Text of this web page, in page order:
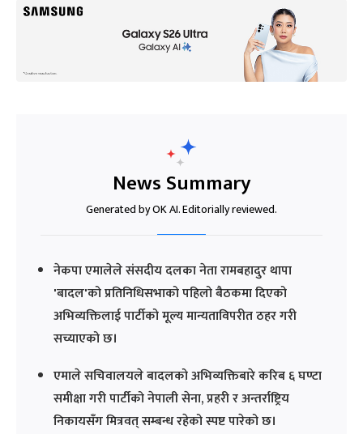
News Summary
Generated by OK AI. Editorially reviewed.
नेकपा एमालेले संसदीय दलका नेता रामबहादुर थापा
'बादल'को प्रतिनिधिसभाको पहिलो बैठकमा दिएको
अभिव्यक्तिलाई पार्टीको मूल्य मान्यताविपरीत ठहर गरी
सच्याएको छ।
एमाले सचिवालयले बादलको अभिव्यक्तिबारे करिब ६ घण्टा
समीक्षा गरी पार्टीको नेपाली सेना, प्रहरी र अन्तर्राष्ट्रिय
निकायसँग मित्रवत् सम्बन्ध रहेको स्पष्ट पारेको छ।